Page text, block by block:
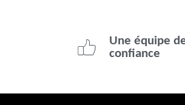
Une équipe
confiance